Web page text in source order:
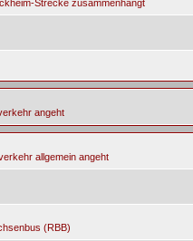
Strecke zusammenhängt
angeht
allgemein angeht
(RBB)